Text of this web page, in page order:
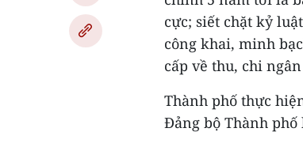
cực; siết chặt kỷ
công khai, minh
cấp về thu, chi
Thành phố thực
Đảng bộ Thành